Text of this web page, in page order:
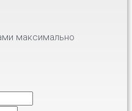
максимально